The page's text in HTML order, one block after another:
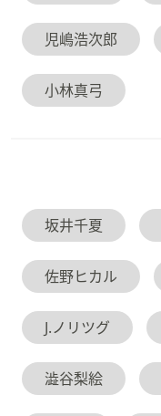
児嶋浩次郎
小林真弓
坂井千夏
佐野ヒカル
J.ノリツグ
澁谷梨絵